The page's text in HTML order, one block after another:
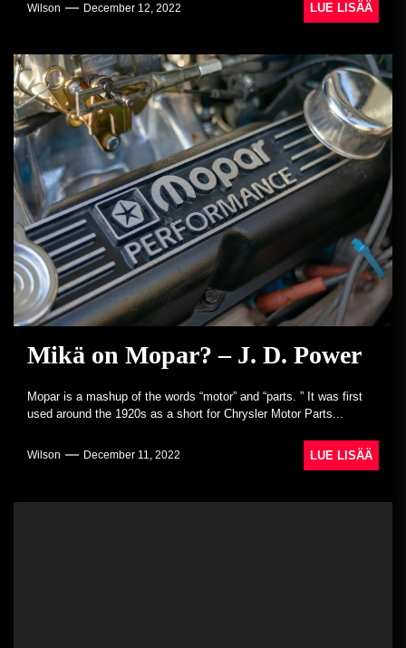
Wilson December 12, 2022 LUE LISÄÄ
Mikä on Mopar? – J. D. Power
Mopar is a mashup of the words “motor” and “parts. ” It was first
used around the 1920s as a short for Chrysler Motor Parts...
Wilson December 11, 2022 LUE LISÄÄ